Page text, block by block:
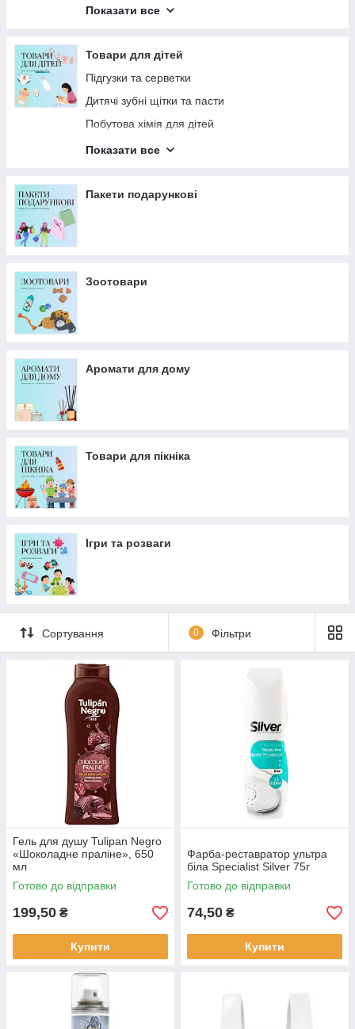
Серветки вологі
Серветки паперові для столу
Особиста гігієна
Показати все
Товари для дітей
Підгузки та серветки
Дитячі зубні щітки та пасти
Побутова хімія для дітей
Засоби для купання малюків
Показати все
Пакети подарункові
Зоотовари
Аромати для дому
Товари для пікніка
Ігри та розваги
Сортування 0 Фільтри
Гель для душу Tulipan Negro
«Шоколадне праліне», 650
мл
Готово до відправки
199,50 ₴
Купити
Фарба-реставратор ультра
біла Specialist Silver 75г
Готово до відправки
74,50 ₴
Купити